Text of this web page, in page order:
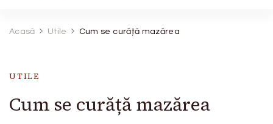
Acasă Utile Cum se curăță mazărea
UTILE
Cum se curăță mazărea